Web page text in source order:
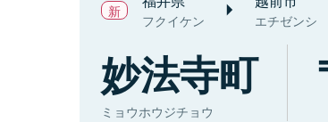
フクイケン エチゼンシ
妙法寺町
ミョウホウジチョウ